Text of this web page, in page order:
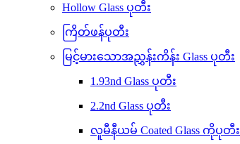
Hollow Glass ပုတီး
ကြိတ်ဖန်ပုတီး
မြင့်မားသောအညွှန်းကိန်း Glass ပုတီး
1.93nd Glass ပုတီး
2.2nd Glass ပုတီး
လူမီနီယမ် Coated Glass ကိုပုတီး